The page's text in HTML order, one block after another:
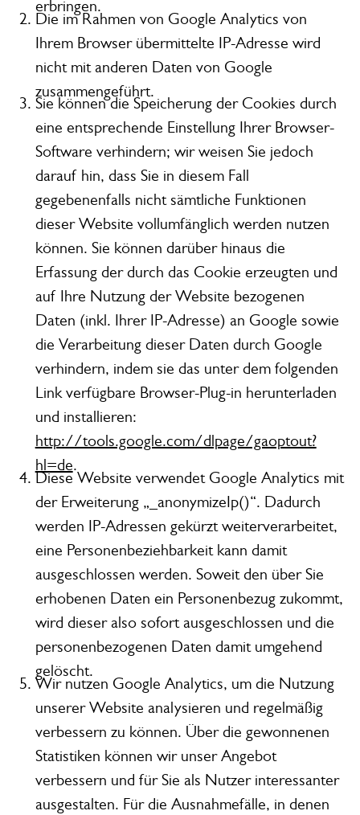
erbringen.
Die im Rahmen von Google Analytics von
Ihrem Browser übermittelte IP-Adresse wird
nicht mit anderen Daten von Google
zusammengeführt.
Sie können die Speicherung der Cookies durch
eine entsprechende Einstellung Ihrer Browser-
Software verhindern; wir weisen Sie jedoch
darauf hin, dass Sie in diesem Fall
gegebenenfalls nicht sämtliche Funktionen
dieser Website vollumfänglich werden nutzen
können. Sie können darüber hinaus die
Erfassung der durch das Cookie erzeugten und
auf Ihre Nutzung der Website bezogenen
Daten (inkl. Ihrer IP-Adresse) an Google sowie
die Verarbeitung dieser Daten durch Google
verhindern, indem sie das unter dem folgenden
Link verfügbare Browser-Plug-in herunterladen
und installieren:
http://tools.google.com/dlpage/gaoptout?
hl=de.
Diese Website verwendet Google Analytics mit
der Erweiterung „_anonymizeIp()“. Dadurch
werden IP-Adressen gekürzt weiterverarbeitet,
eine Personenbeziehbarkeit kann damit
ausgeschlossen werden. Soweit den über Sie
erhobenen Daten ein Personenbezug zukommt,
wird dieser also sofort ausgeschlossen und die
personenbezogenen Daten damit umgehend
gelöscht.
Wir nutzen Google Analytics, um die Nutzung
unserer Website analysieren und regelmäßig
verbessern zu können. Über die gewonnenen
Statistiken können wir unser Angebot
verbessern und für Sie als Nutzer interessanter
ausgestalten. Für die Ausnahmefälle, in denen